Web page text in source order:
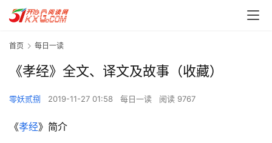
首页 每日一读
《孝经》全文、译文及故事（收藏）
零妖贰捌 2019-11-27 01:58 每日一读 阅读 9767
《孝经》简介